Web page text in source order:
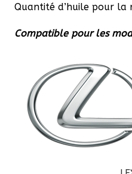
Quantité d’huile pour la
Compatible pour les